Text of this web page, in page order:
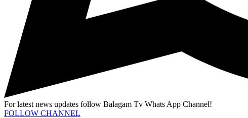
For latest news updates follow Balagam Tv Whats App Channel!
FOLLOW CHANNEL